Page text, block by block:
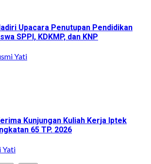
Upacara Penutupan Pendidikan
SPPI, KDKMP, dan KNP
Yati
Kunjungan Kuliah Kerja Iptek
65 TP. 2026
Yati